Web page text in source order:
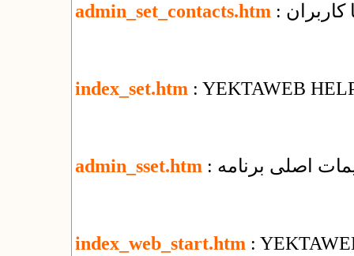
admin_set_contacts.htm کاربران
index_set.htm : YEKTAWEB
admin_sset.htm اصلی برنامه
index_web_start.htm :